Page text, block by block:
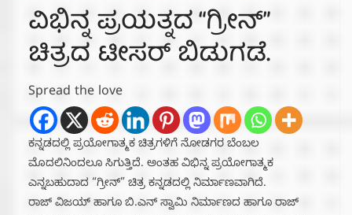
ವಿಭಿನ್ನ ಪ್ರಯತ್ನದ “ಗ್ರೀನ್”
ಚಿತ್ರದ ಟೀಸರ್ ಬಿಡುಗಡೆ.
Spread the love
ಕನ್ನಡದಲ್ಲಿ ಪ್ರಯೋಗಾತ್ಮಕ ಚಿತ್ರಗಳಿಗೆ ನೋಡಗರ ಬೆಂಬಲ
ಮೊದಲಿನಿಂದಲೂ ಸಿಗುತ್ತಿದೆ. ಅಂತಹ ವಿಭಿನ್ನ ಪ್ರಯೋಗಾತ್ಮಕ
ಎನ್ನಬಹುದಾದ “ಗ್ರೀನ್” ಚಿತ್ರ ಕನ್ನಡದಲ್ಲಿ ನಿರ್ಮಾಣವಾಗಿದೆ.
ರಾಜ್ ವಿಜಯ್ ಹಾಗೂ ಬಿ.ಎನ್ ಸ್ವಾಮಿ ನಿರ್ಮಾಣದ ಹಾಗೂ ರಾಜ್